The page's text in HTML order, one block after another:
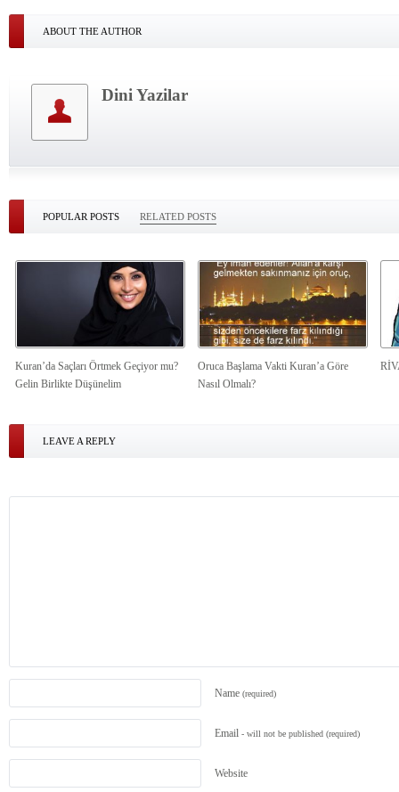
ABOUT THE AUTHOR
Dini Yazilar
POPULAR POSTS RELATED POSTS
Kuran’da Saçları Örtmek Geçiyor mu?
Gelin Birlikte Düşünelim
Oruca Başlama Vakti Kuran’a Göre
Nasıl Olmalı?
LEAVE A REPLY
Name (required)
Email - will not be published (required)
Website